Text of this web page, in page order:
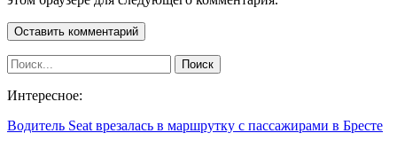
Интересное:
Водитель Seat врезалась в маршрутку с пассажирами в Бресте